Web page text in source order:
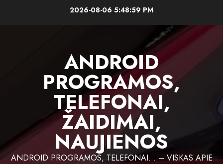
2026-08-06 5:48:59 PM
ANDROID
PROGRAMOS,
TELEFONAI,
ŽAIDIMAI,
NAUJIENOS
ANDROID PROGRAMOS, TELEFONAI… – VISKAS APIE